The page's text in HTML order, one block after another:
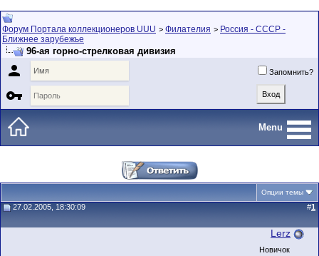
Форум Портала коллекционеров UUU > Филателия > Россия - СССР -
Ближнее зарубежье
96-ая горно-стрелковая дивизия
 Запомнить?

Menu
Опции темы
27.02.2005, 18:30:09 #1
Lerz
Новичок